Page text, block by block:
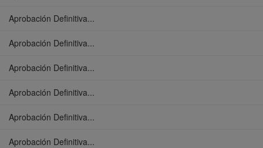
Aprobación Definitiva...
Aprobación Definitiva...
Aprobación Definitiva...
Aprobación Definitiva...
Aprobación Definitiva...
Aprobación Definitiva...